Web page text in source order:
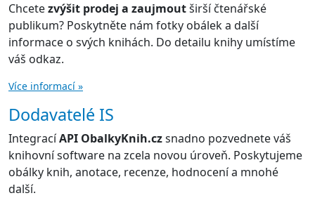
Chcetezvýšit prodej a zaujmoutširší čtenářské
publikum? Poskytněte nám fotky obálek a další
informace o svých knihách. Do detailu knihy umístíme
váš odkaz.
Více informací »
Dodavatelé IS
IntegracíAPI ObalkyKnih.czsnadno pozvednete váš
knihovní software na zcela novou úroveň. Poskytujeme
obálky knih, anotace, recenze, hodnocení a mnohé
další.